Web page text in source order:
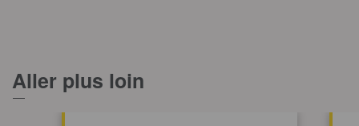
Aller plus loin